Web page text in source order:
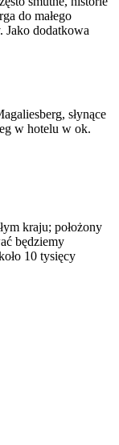
do małego
Jako dodatkowa
słynące
w hotelu w ok.
kraju; położony
będziemy
10 tysięcy